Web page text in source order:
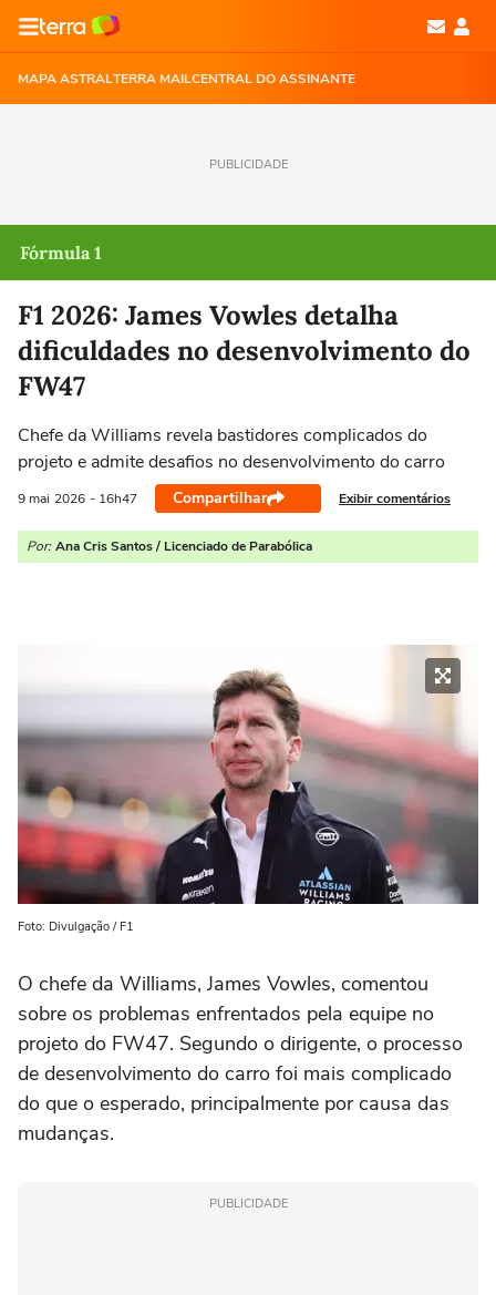
MAPA ASTRALTERRA MAILCENTRAL DO ASSINANTE
PUBLICIDADE
Fórmula 1
F1 2026: James Vowles detalha
dificuldades no desenvolvimento do
FW47
Chefe da Williams revela bastidores complicados do
projeto e admite desafios no desenvolvimento do carro
9 mai 2026 - 16h47 Compartilhar Exibir comentários
Por: Ana Cris Santos / Licenciado de Parabólica
Foto: Divulgação / F1
O chefe da Williams, James Vowles, comentou
sobre os problemas enfrentados pela equipe no
projeto do FW47. Segundo o dirigente, o processo
de desenvolvimento do carro foi mais complicado
do que o esperado, principalmente por causa das
mudanças.
PUBLICIDADE